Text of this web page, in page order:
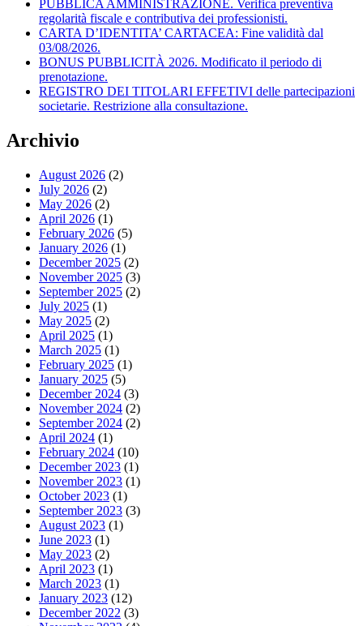
PUBBLICA AMMINISTRAZIONE. Verifica preventiva
regolarità fiscale e contributiva dei professionisti.
CARTA D’IDENTITA’ CARTACEA: Fine validità dal
03/08/2026.
BONUS PUBBLICITÀ 2026. Modificato il periodo di
prenotazione.
REGISTRO DEI TITOLARI EFFETIVI delle partecipazioni
societarie. Restrizione alla consultazione.
Archivio
August 2026 (2)
July 2026 (2)
May 2026 (2)
April 2026 (1)
February 2026 (5)
January 2026 (1)
December 2025 (2)
November 2025 (3)
September 2025 (2)
July 2025 (1)
May 2025 (2)
April 2025 (1)
March 2025 (1)
February 2025 (1)
January 2025 (5)
December 2024 (3)
November 2024 (2)
September 2024 (2)
April 2024 (1)
February 2024 (10)
December 2023 (1)
November 2023 (1)
October 2023 (1)
September 2023 (3)
August 2023 (1)
June 2023 (1)
May 2023 (2)
April 2023 (1)
March 2023 (1)
January 2023 (12)
December 2022 (3)